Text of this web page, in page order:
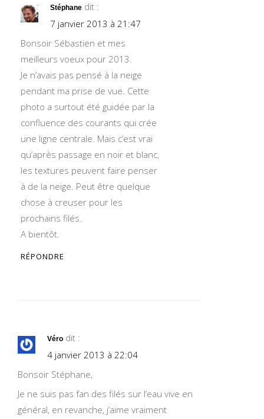
Stéphane dit :
7 janvier 2013 à 21:47
Bonsoir Sébastien et mes
meilleurs voeux pour 2013.
Je n’avais pas pensé à la neige
pendant ma prise de vue. Cette
photo a surtout été guidée par la
confluence des courants qui crée
une ligne centrale. Mais c’est vrai
qu’après passage en noir et blanc,
les textures peuvent faire penser
à de la neige. Peut être quelque
chose à creuser pour les
prochains filés.
A bientôt.
RÉPONDRE
Véro dit :
4 janvier 2013 à 22:04
Bonsoir Stéphane,
Je ne suis pas fan des filés sur l’eau vive en
général, en revanche, j’aime vraiment